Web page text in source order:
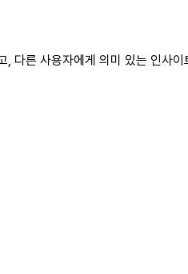
다른 사용자에게 의미 있는 인사